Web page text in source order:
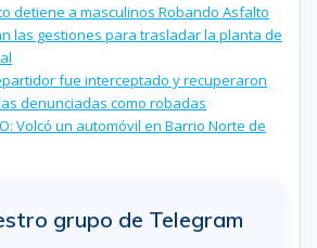
detiene a masculinos Robando Asfalto
las gestiones para trasladar la planta de
fue interceptado y recuperaron
denunciadas como robadas
Volcó un automóvil en Barrio Norte de
grupo de Telegram